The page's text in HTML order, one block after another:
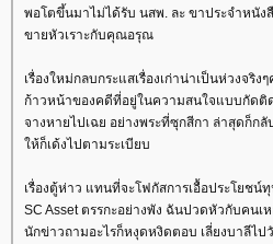
พอโตขึ้นมาไม่ได้รับ นสพ. ละ ขาประจำหนั
ขายหัวเราะกับคุณอรุณ
เรื่องใหม่กลบกระแสเรื่องเก่าน่าเป็นห่วงจริ
ก้าวหน้าของคดีที่อยู่ในความสนใจแบบกัดติ
จางหายไปเฉย อย่างพระที่ซุกสีกา ล่าสุดก็ก
ห้ก็เด้งไปตามระเบียบ
เรื่องตู้ห่าว แทนที่จะโฟกัสการเอื้อประโยช
SC Asset ตรรกะอย่างพัง ฉันปวดหัวกับคนเ
นักข่าวถามอะไรก็หงุดหงิดตอบ เลี่ยงบาลีไ